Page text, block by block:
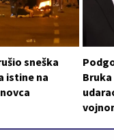
sneška
istine na